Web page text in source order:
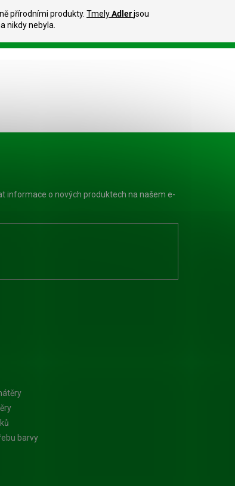
přírodními produkty. TmelyAdlerjsou
nikdy nebyla.
barvy
informace o nových produktech na našem e-